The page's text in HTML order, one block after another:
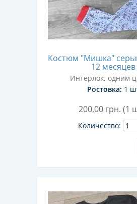
Костюм "Мишка"
12 месяцев
Интерлок, одним
Ростовка: 1
200,00 грн. (1
Количество: